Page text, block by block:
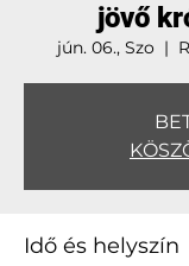
jövő
jún. 06., Szo
  |
Idő és helyszín